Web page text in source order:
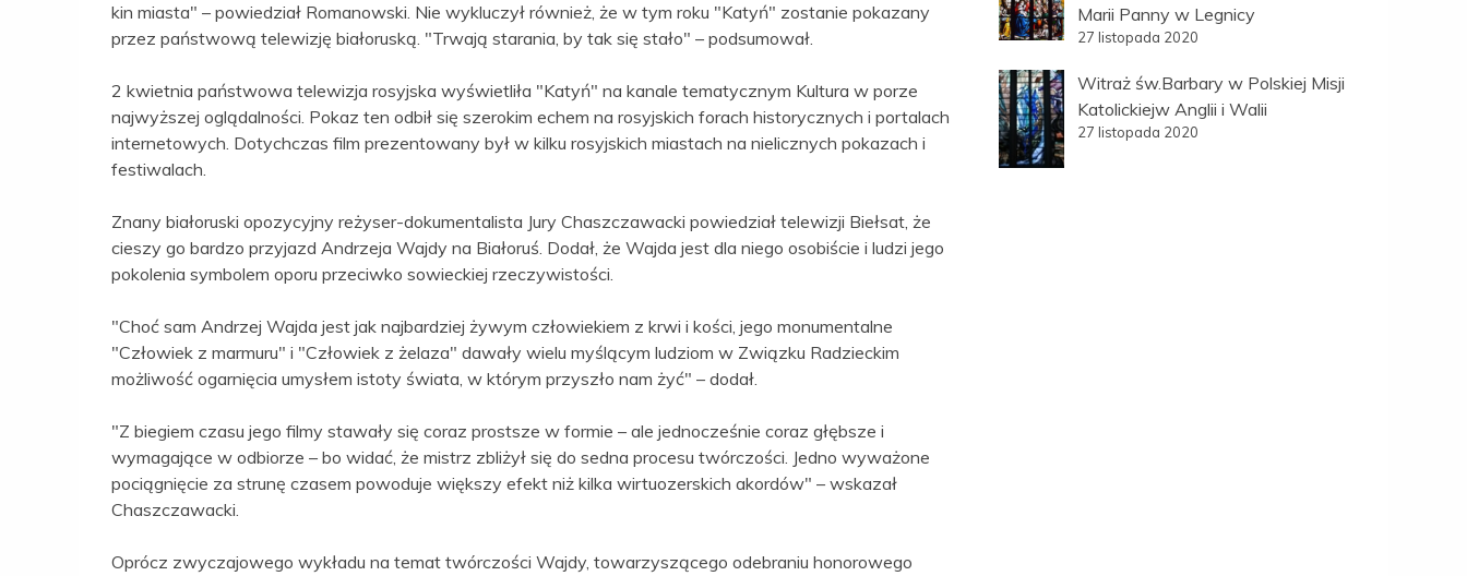
kin miasta" – powiedział Romanowski. Nie wykluczył również, że w tym roku "Katyń" zostanie pokazany
przez państwową telewizję białoruską. "Trwają starania, by tak się stało" – podsumował.
2 kwietnia państwowa telewizja rosyjska wyświetliła "Katyń" na kanale tematycznym Kultura w porze
najwyższej oglądalności. Pokaz ten odbił się szerokim echem na rosyjskich forach historycznych i portalach
internetowych. Dotychczas film prezentowany był w kilku rosyjskich miastach na nielicznych pokazach i
festiwalach.
Znany białoruski opozycyjny reżyser-dokumentalista Jury Chaszczawacki powiedział telewizji Biełsat, że
cieszy go bardzo przyjazd Andrzeja Wajdy na Białoruś. Dodał, że Wajda jest dla niego osobiście i ludzi jego
pokolenia symbolem oporu przeciwko sowieckiej rzeczywistości.
"Choć sam Andrzej Wajda jest jak najbardziej żywym człowiekiem z krwi i kości, jego monumentalne
"Człowiek z marmuru" i "Człowiek z żelaza" dawały wielu myślącym ludziom w Związku Radzieckim
możliwość ogarnięcia umysłem istoty świata, w którym przyszło nam żyć" – dodał.
"Z biegiem czasu jego filmy stawały się coraz prostsze w formie – ale jednocześnie coraz głębsze i
wymagające w odbiorze – bo widać, że mistrz zbliżył się do sedna procesu twórczości. Jedno wyważone
pociągnięcie za strunę czasem powoduje większy efekt niż kilka wirtuozerskich akordów" – wskazał
Chaszczawacki.
Oprócz zwyczajowego wykładu na temat twórczości Wajdy, towarzyszącego odebraniu honorowego
Marii Panny w Legnicy
27 listopada 2020
Witraż św.Barbary w Polskiej Misji
Katolickiejw Anglii i Walii
27 listopada 2020